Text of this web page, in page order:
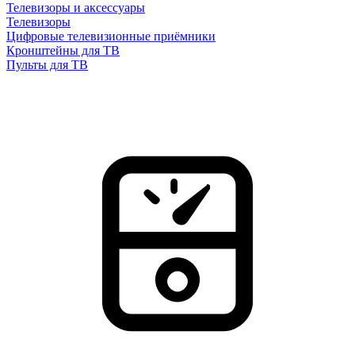
Телевизоры и аксессуары
Телевизоры
Цифровые телевизионные приёмники
Кронштейны для ТВ
Пульты для ТВ